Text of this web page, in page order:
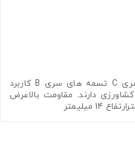
مشخصات و ویژگی های تسمه سری C تسمه های سری B کاربرد
دارند. مقاومت بالاعرض